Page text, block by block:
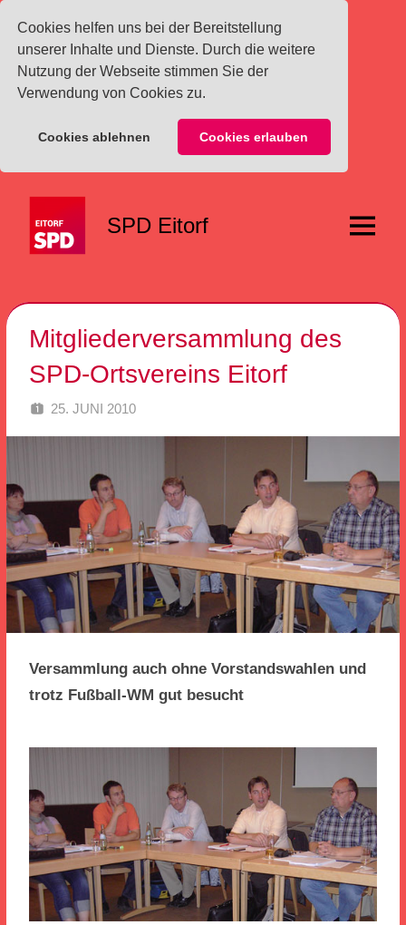
Cookies helfen uns bei der Bereitstellung
unserer Inhalte und Dienste. Durch die weitere
Nutzung der Webseite stimmen Sie der
Verwendung von Cookies zu.
Cookies ablehnen Cookies erlauben
springen
SPD Eitorf Menü
Mitgliederversammlung des
SPD-Ortsvereins Eitorf
25. JUNI 2010
Versammlung auch ohne Vorstandswahlen und
trotz Fußball-WM gut besucht